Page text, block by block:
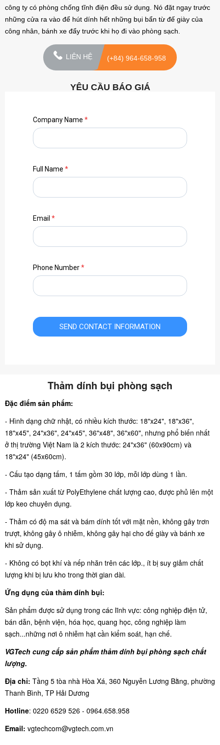
công ty có phòng chống tĩnh điện đều sử dụng. Nó đặt ngay trước
những cửa ra vào để hút dính hết những bụi bẩn từ đế giày của
công nhân, bánh xe đẩy trước khi họ đi vào phòng sạch.
LIÊN HỆ (+84) 964-658-958
YÊU CẦU BÁO GIÁ
Company Name *
Full Name *
Email *
Phone Number*
Thảm dính bụi phòng sạch
Đặc điểm sản phẩm:
- Hình dạng chữ nhật, có nhiều kích thước: 18"x24", 18"x36",
18"x45", 24"x36", 24"x45", 36"x48", 36"x60", nhưng phổ biến nhất
ở thị trường Việt Nam là 2 kích thước: 24"x36" (60x90cm) và
18"x24" (45x60cm).
- Cấu tạo dạng tấm, 1 tấm gồm 30 lớp, mỗi lớp dùng 1 lần.
- Thảm sản xuất từ PolyEthylene chất lượng cao, được phủ lên một
lớp keo chuyên dụng.
- Thảm có độ ma sát và bám dính tốt với mặt nền, không gây trơn
trượt, không gây ô nhiễm, không gây hại cho đế giày và bánh xe
khi sử dụng.
- Không có bọt khí và nếp nhăn trên các lớp., ít bị suy giảm chất
lượng khi bị lưu kho trong thời gian dài.
Ứng dụng của thảm dính bụi:
Sản phẩm được sử dụng trong các lĩnh vực: công nghiệp điện tử,
bán dẫn, bệnh viện, hóa học, quang học, công nghiệp làm
sạch...những nơi ô nhiễm hạt cần kiểm soát, hạn chế.
VGTech cung cấp sản phẩm thảm dính bụi phòng sạch chất
lượng.
Địa chỉ: Tầng 5 tòa nhà Hòa Xá, 360 Nguyễn Lương Bằng, phường
Thanh Bình, TP Hải Dương
Hotline: 0220 6529 526 - 0964.658.958
Email: vgtechcom@vgtech.com.vn